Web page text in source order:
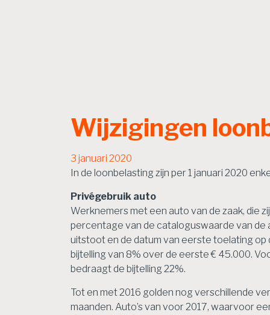
Wijzigingen
3 januari 2020
In de loonbelasting zijn per 1 januari 2020
Privégebruik auto
Werknemers met een auto van de zaak, die
percentage van de cataloguswaarde van de
uitstoot en de datum van eerste toelating op
bijtelling van 8% over de eerste € 45.000.
bedraagt de bijtelling 22%.
Tot en met 2016 golden nog verschillende
maanden. Auto’s van voor 2017, waarvoor